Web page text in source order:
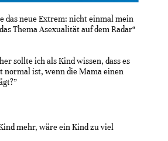
das neue Extrem: nicht einmal mein
Thema Asexualität auf dem Radar“
sollte ich als Kind wissen, dass es
normal ist, wenn die Mama einen
mehr, wäre ein Kind zu viel